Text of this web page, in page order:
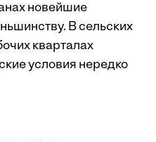
новейшие
В сельских
кварталах
условия нередко